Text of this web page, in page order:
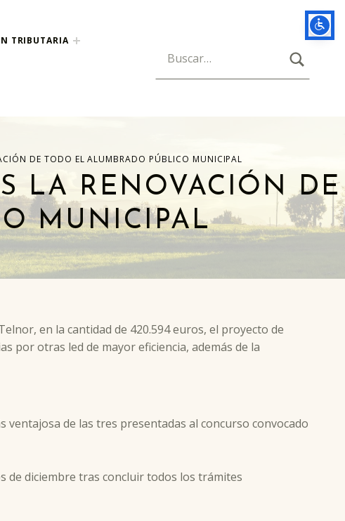
TRIBUTARIA
Búsqueda para:
DE TODO EL ALUMBRADO PÚBLICO MUNICIPAL
LA RENOVACIÓN DE
MUNICIPAL
en la cantidad de 420.594 euros, el proyecto de
por otras led de mayor eficiencia, además de la
de las tres presentadas al concurso convocado
de diciembre tras concluir todos los trámites